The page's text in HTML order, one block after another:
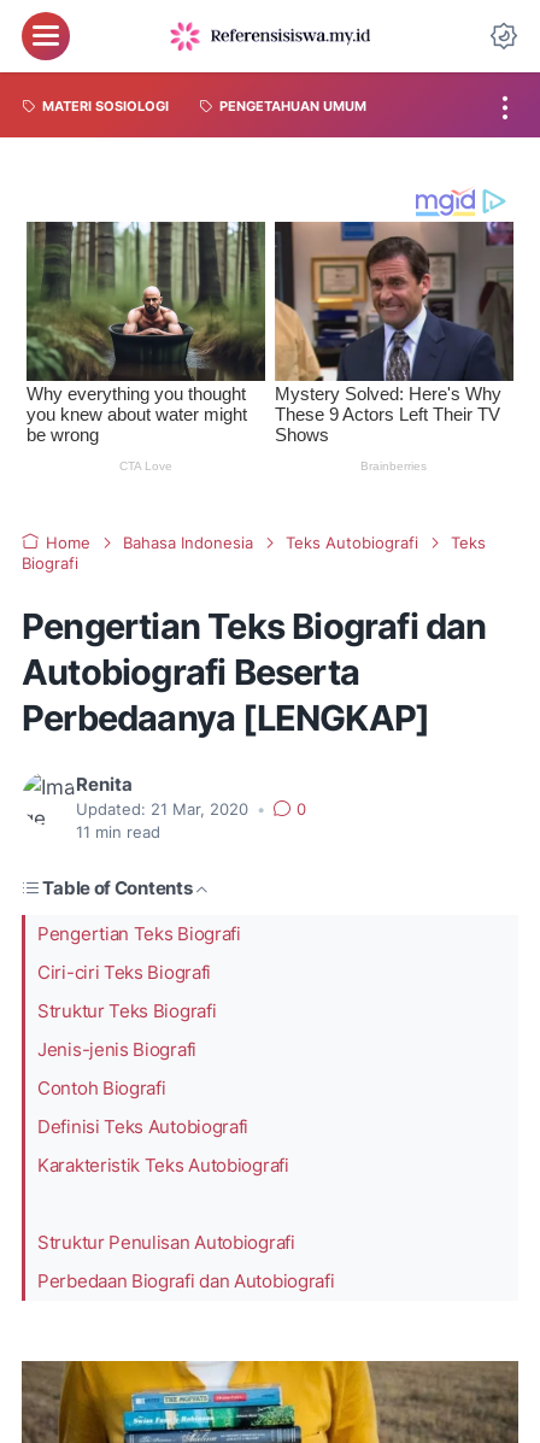
MATERI SOSIOLOGI PENGETAHUAN UMUM
Home Bahasa Indonesia Teks Autobiografi
Teks
Biografi
Pengertian Teks Biografi dan
Autobiografi Beserta
Perbedaanya [LENGKAP]
Renita
Updated: 21 Mar, 2020 •
0
11 min read
Table of Contents
Pengertian Teks Biografi
Ciri-ciri Teks Biografi
Struktur Teks Biografi
Jenis-jenis Biografi
Contoh Biografi
Definisi Teks Autobiografi
Karakteristik Teks Autobiografi
Struktur Penulisan Autobiografi
Perbedaan Biografi dan Autobiografi